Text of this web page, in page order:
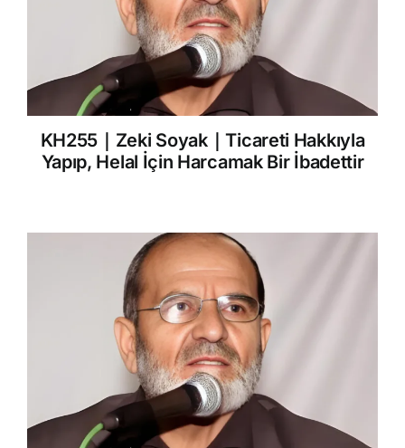
KH255｜Zeki Soyak｜Ticareti Hakkıyla
Yapıp, Helal İçin Harcamak Bir İbadettir